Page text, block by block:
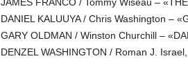
DANIEL KALUUYA / Chris Washington –
GARY OLDMAN / Winston Churchill –
DENZEL WASHINGTON / Roman J.